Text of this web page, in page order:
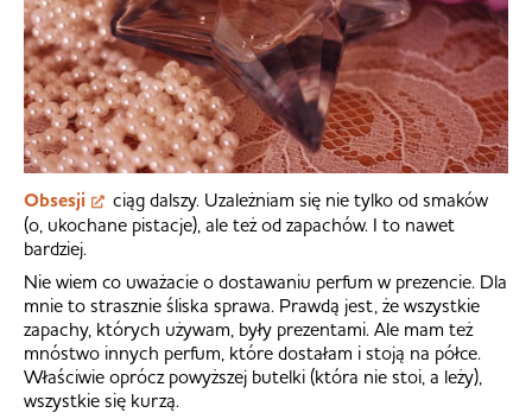
Obsesji
ciąg dalszy. Uzależniam się nie tylko od smaków
(o, ukochane pistacje), ale też od zapachów. I to nawet
bardziej.
Nie wiem co uważacie o dostawaniu perfum w prezencie. Dla
mnie to strasznie śliska sprawa. Prawdą jest, że wszystkie
zapachy, których używam, były prezentami. Ale mam też
mnóstwo innych perfum, które dostałam i stoją na półce.
Właściwie oprócz powyższej butelki (która nie stoi, a leży),
wszystkie się kurzą.